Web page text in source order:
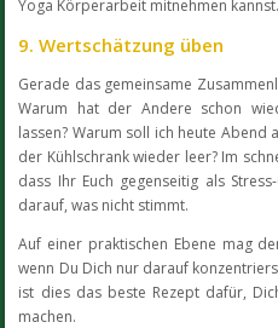
Yoga Körperarbeit mitnehmen kannst.
9. Wertschätzung üben
Gerade das gemeinsame
Warum hat der Andere schon
lassen? Warum soll ich heute Abend
der Kühlschrank wieder leer? Im
dass Ihr Euch gegenseitig als
darauf, was nicht stimmt.
Auf einer praktischen Ebene mag
wenn Du Dich nur darauf
ist dies das beste Rezept dafür,
machen.